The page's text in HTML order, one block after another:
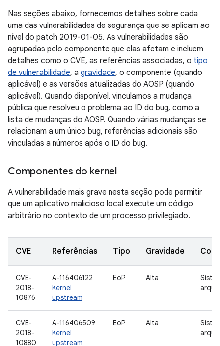
Nas seções abaixo, fornecemos detalhes sobre cada
uma das vulnerabilidades de segurança que se aplicam ao
nível do patch 2019-01-05. As vulnerabilidades são
agrupadas pelo componente que elas afetam e incluem
detalhes como o CVE, as referências associadas, o tipo
de vulnerabilidade, a gravidade, o componente (quando
aplicável) e as versões atualizadas do AOSP (quando
aplicável). Quando disponível, vinculamos a mudança
pública que resolveu o problema ao ID do bug, como a
lista de mudanças do AOSP. Quando várias mudanças se
relacionam a um único bug, referências adicionais são
vinculadas a números após o ID do bug.
Componentes do kernel
A vulnerabilidade mais grave nesta seção pode permitir
que um aplicativo malicioso local execute um código
arbitrário no contexto de um processo privilegiado.
CVE Referências Tipo Gravidade
CVE-
2018-
10876
A-116406122
Kernel
upstream
EoP Alta
CVE-
2018-
10880
A-116406509
Kernel
upstream
EoP Alta